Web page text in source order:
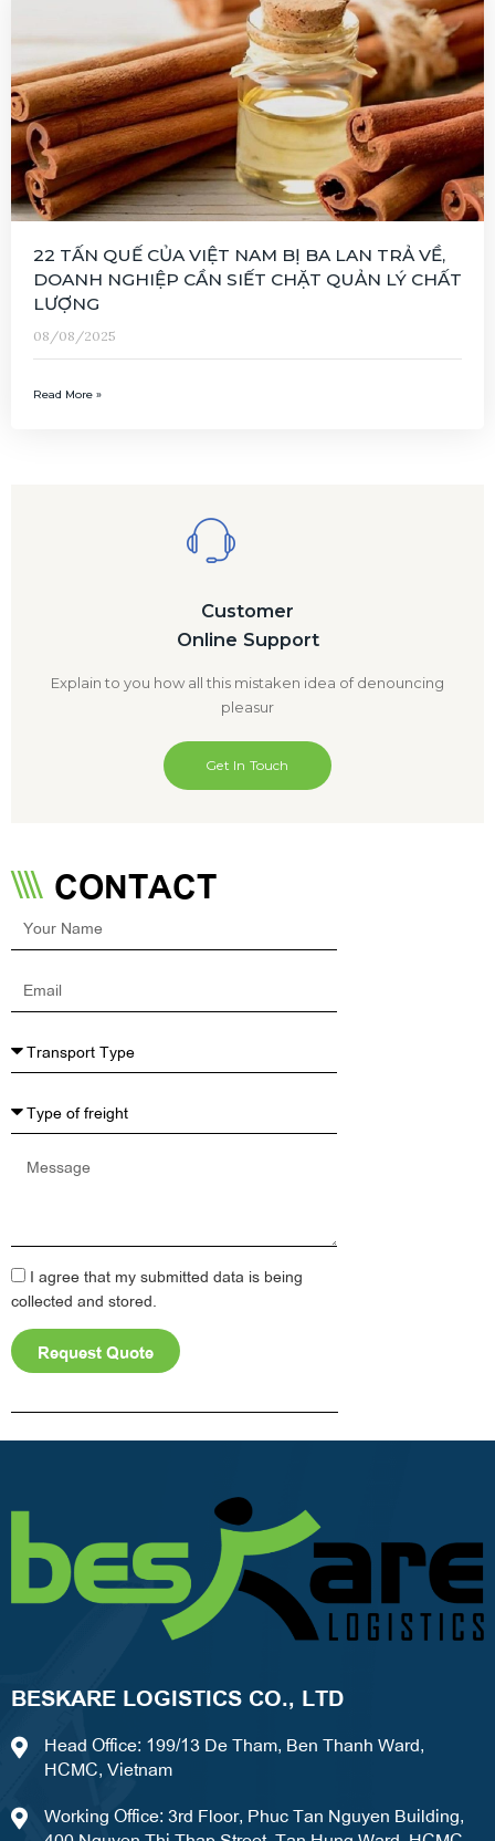
22 TẤN QUẾ CỦA VIỆT NAM BỊ BA LAN TRẢ VỀ,
DOANH NGHIỆP CẦN SIẾT CHẶT QUẢN LÝ CHẤT
LƯỢNG
08/08/2025
Read More »
Customer
Online Support
Explain to you how all this mistaken idea of denouncing
pleasur
Get In Touch
CONTACT
Message
I agree that my submitted data is being
collected and stored.
Request Quote
BESKARE LOGISTICS CO., LTD
Head Office: 199/13 De Tham, Ben Thanh Ward,
HCMC, Vietnam
Working Office: 3rd Floor, Phuc Tan Nguyen Building,